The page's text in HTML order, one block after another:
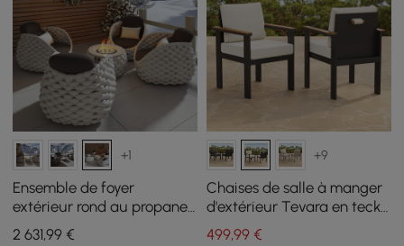
+1
Ensemble de foyer
extérieur rond au propane
Cocaro Weave et 4 chaises
2 631,99 €
+9
Chaises de salle à manger
d'extérieur Tevara en teck
et aluminium, blanc, lot de
499,99€